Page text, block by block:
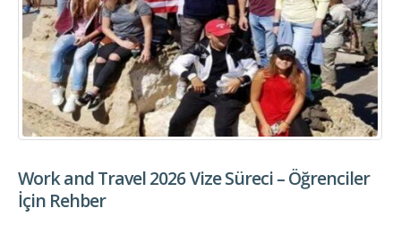
Work and Travel 2026 Vize Süreci – Öğrenciler
İçin Rehber